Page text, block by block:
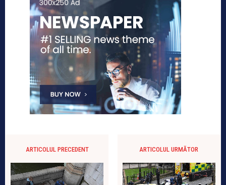
ARTICOLUL PRECEDENT ARTICOLUL URMĂTOR